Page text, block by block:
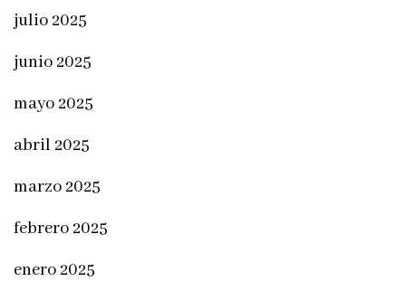
julio 2025
junio 2025
mayo 2025
abril 2025
marzo 2025
febrero 2025
enero 2025